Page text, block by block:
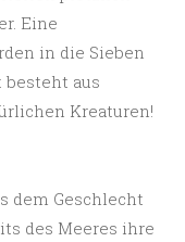
Eine
in die Sieben
aus
Kreaturen!
dem Geschlecht
des Meeres ihre